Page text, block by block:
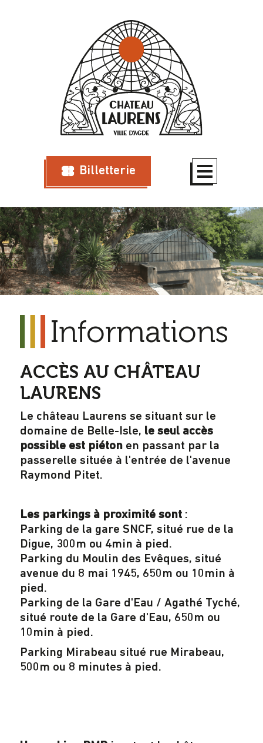
Billetterie
Informations
ACCÈS AU CHÂTEAU
LAURENS
Le château Laurens se situant sur le
domaine de Belle-Isle, le seul accès
possible est piéton en passant par la
passerelle située à l'entrée de l'avenue
Raymond Pitet.
Les parkings à proximité sont :
Parking de la gare SNCF, situé rue de la
Digue, 300m ou 4min à pied.
Parking du Moulin des Evêques, situé
avenue du 8 mai 1945, 650m ou 10min à
pied.
Parking de la Gare d'Eau / Agathé Tyché,
situé route de la Gare d'Eau, 650m ou
10min à pied.
Parking Mirabeau situé rue Mirabeau,
500m ou 8 minutes à pied.